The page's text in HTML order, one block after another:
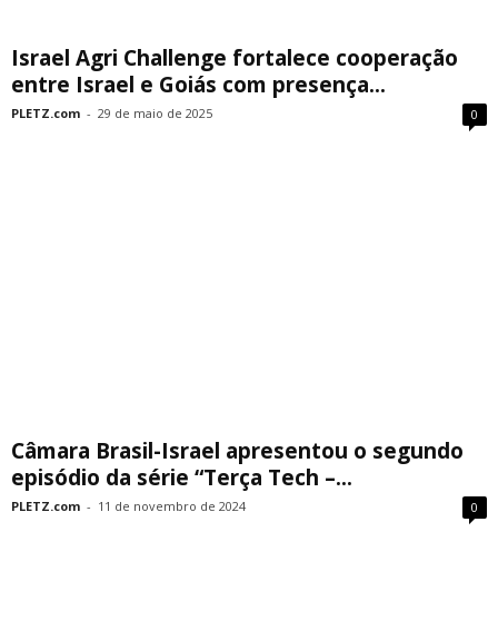
Israel Agri Challenge fortalece cooperação
entre Israel e Goiás com presença...
PLETZ.com - 29 de maio de 2025 0
Câmara Brasil-Israel apresentou o segundo
episódio da série “Terça Tech –...
PLETZ.com - 11 de novembro de 2024 0